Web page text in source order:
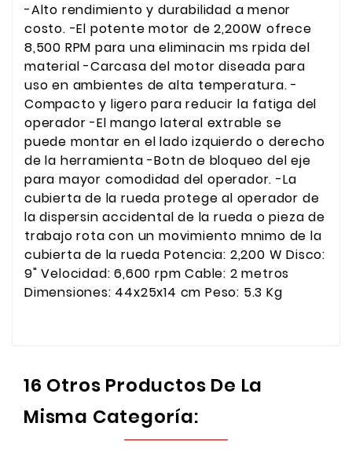
-Alto rendimiento y durabilidad a menor
costo. -El potente motor de 2,200W ofrece
8,500 RPM para una eliminacin ms rpida del
material -Carcasa del motor diseada para
uso en ambientes de alta temperatura. -
Compacto y ligero para reducir la fatiga del
operador -El mango lateral extrable se
puede montar en el lado izquierdo o derecho
de la herramienta -Botn de bloqueo del eje
para mayor comodidad del operador. -La
cubierta de la rueda protege al operador de
la dispersin accidental de la rueda o pieza de
trabajo rota con un movimiento mnimo de la
cubierta de la rueda Potencia: 2,200 W Disco:
9" Velocidad: 6,600 rpm Cable: 2 metros
Dimensiones: 44x25x14 cm Peso: 5.3 Kg
16 Otros Productos De La
Misma Categoría: